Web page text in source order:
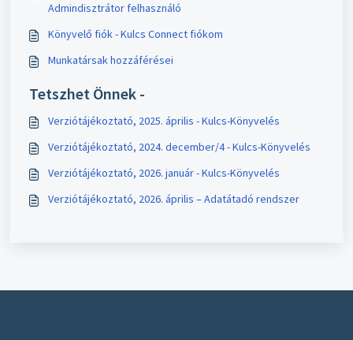
Admindisztrátor felhasználó
Könyvelő fiók - Kulcs Connect fiókom
Munkatársak hozzáférései
Tetszhet Önnek -
Verziótájékoztató, 2025. április - Kulcs-Könyvelés
Verziótájékoztató, 2024. december/4 - Kulcs-Könyvelés
Verziótájékoztató, 2026. január - Kulcs-Könyvelés
Verziótájékoztató, 2026. április – Adatátadó rendszer